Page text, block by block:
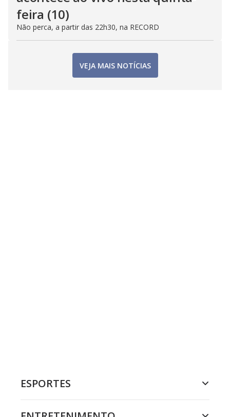
feira (10)
Não perca, a partir das 22h30, na RECORD
VEJA MAIS NOTÍCIAS
ESPORTES